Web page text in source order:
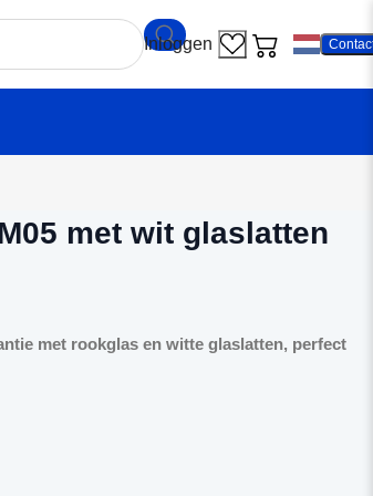
met wit glaslatten
met rookglas en witte glaslatten, perfect